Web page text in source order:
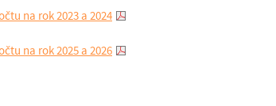
na rok 2023 a 2024
na rok 2025 a 2026